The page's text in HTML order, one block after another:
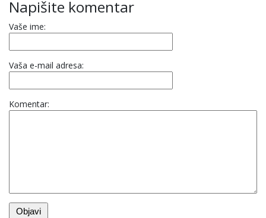
Napišite komentar
Vaše ime:
Vaša e-mail adresa:
Komentar: